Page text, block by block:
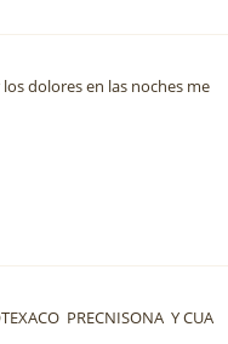
dolores en las noches me
PRECNISONA Y CUA